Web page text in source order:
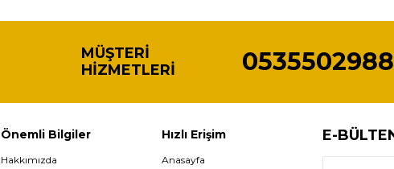
MÜŞTERI
HIZMETLERI
Önemli Bilgiler
Hakkımızda
Hızlı Erişim
Anasayfa
E-